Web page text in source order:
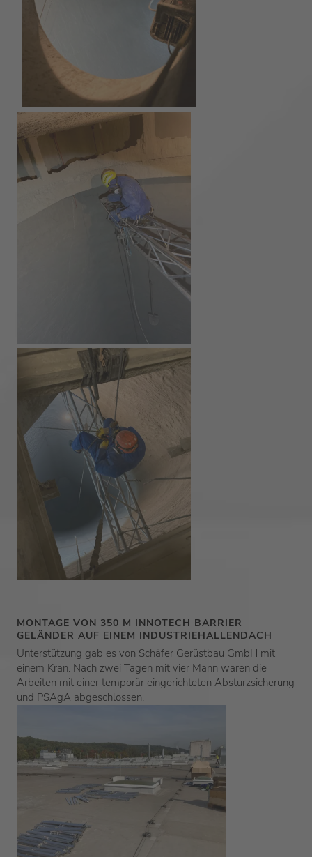
MONTAGE VON 350 M INNOTECH BARRIER
GELÄNDER AUF EINEM INDUSTRIEHALLENDACH
Unterstützung gab es von Schäfer Gerüstbau GmbH mit
einem Kran. Nach zwei Tagen mit vier Mann waren die
Arbeiten mit einer temporär eingerichteten Absturzsicherung
und PSAgA abgeschlossen.